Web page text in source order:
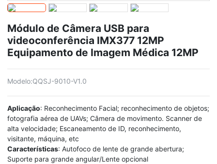
Módulo de Câmera USB para
videoconferência IMX377 12MP
Equipamento de Imagem Médica 12MP
Modelo:QQSJ-9010-V1.0
Aplicação: Reconhecimento Facial; reconhecimento de objetos;
fotografia aérea de UAVs; Câmera de movimento. Scanner de
alta velocidade; Escaneamento de ID, reconhecimento,
visitante, máquina, etc
Características: Autofoco de lente de grande abertura;
Suporte para grande angular/Lente opcional